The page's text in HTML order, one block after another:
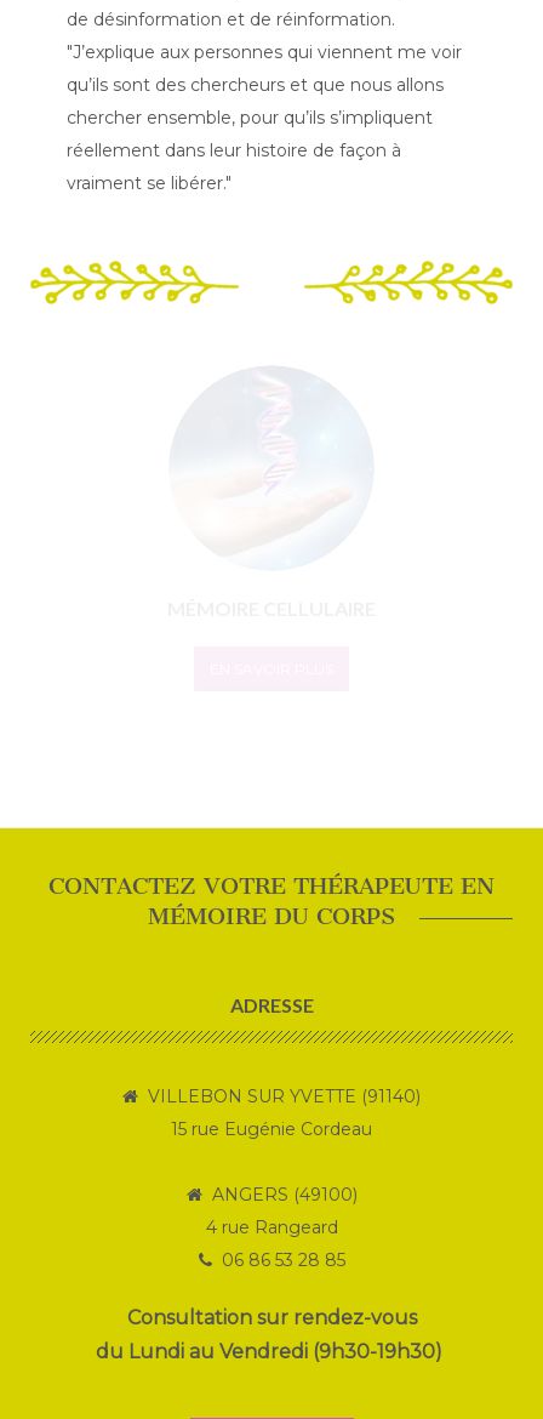
de désinformation et de réinformation.
"J’explique aux personnes qui viennent me voir
qu’ils sont des chercheurs et que nous allons
chercher en­semble, pour qu’ils s’impliquent
réellement dans leur histoire de façon à
vraiment se libérer."
CONTACTEZ VOTRE THÉRAPEUTE EN
MÉMOIRE DU CORPS
ADRESSE
VILLEBON SUR YVETTE (91140)
15 rue Eugénie Cordeau
ANGERS (49100)
4 rue Rangeard
06 86 53 28 85
Consultation sur rendez-vous
du Lundi au Vendredi (9h30-19h30)